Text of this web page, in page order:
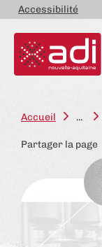
Accessibilité
Accueil ...
Partager la page